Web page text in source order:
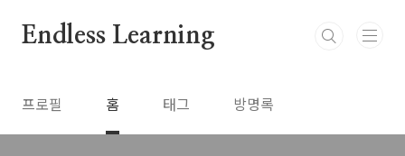
Endless Learning
프로필 홈 태그 방명록